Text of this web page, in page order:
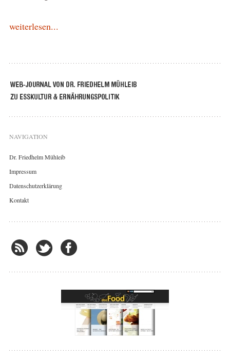
weiterlesen...
NAVIGATION
Dr. Friedhelm Mühleib
Impressum
Datenschutzerklärung
Kontakt